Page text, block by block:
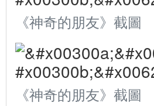
《神奇的朋友》截圖
《神奇的朋友》截圖